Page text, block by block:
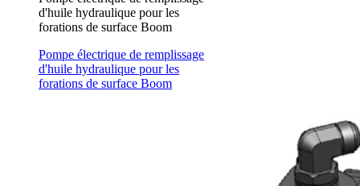
d'huile hydraulique pour les
forations de surface Boom
Pompe électrique de remplissage
d'huile hydraulique pour les
forations de surface Boom